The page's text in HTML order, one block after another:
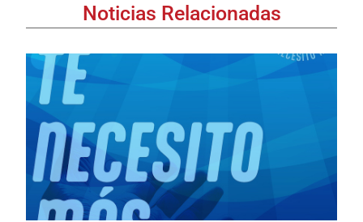
Noticias Relacionadas